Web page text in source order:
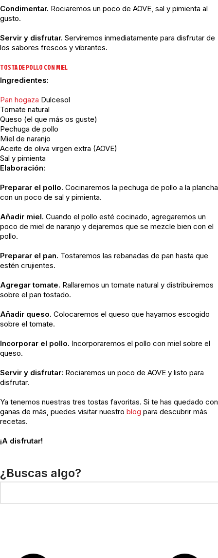
Condimentar. Rociaremos un poco de AOVE, sal y pimienta al
gusto.
Servir y disfrutar. Serviremos inmediatamente para disfrutar de
los sabores frescos y vibrantes.
TOSTA DE POLLO CON MIEL
Ingredientes:
Pan hogaza Dulcesol
Tomate natural
Queso (el que más os guste)
Pechuga de pollo
Miel de naranjo
Aceite de oliva virgen extra (AOVE)
Sal y pimienta
Elaboración:
Preparar el pollo. Cocinaremos la pechuga de pollo a la plancha
con un poco de sal y pimienta.
Añadir miel. Cuando el pollo esté cocinado, agregaremos un
poco de miel de naranjo y dejaremos que se mezcle bien con el
pollo.
Preparar el pan. Tostaremos las rebanadas de pan hasta que
estén crujientes.
Agregar tomate. Rallaremos un tomate natural y distribuiremos
sobre el pan tostado.
Añadir queso. Colocaremos el queso que hayamos escogido
sobre el tomate.
Incorporar el pollo. Incorporaremos el pollo con miel sobre el
queso.
Servir y disfrutar: Rociaremos un poco de AOVE y listo para
disfrutar.
Ya tenemos nuestras tres tostas favoritas. Si te has quedado con
ganas de más, puedes visitar nuestro blog para descubrir más
recetas.
¡A disfrutar!
¿Buscas algo?